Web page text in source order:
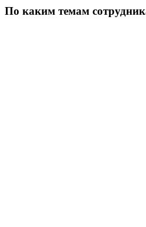
По каким темам